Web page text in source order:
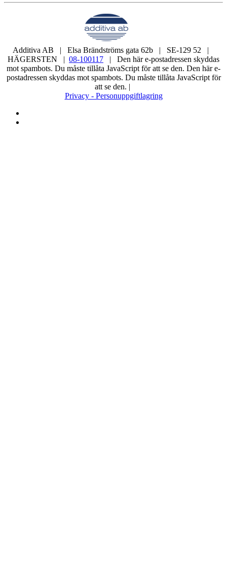
Additiva AB | Elsa Brändströms gata 62b | SE-129 52 |
HÄGERSTEN | 08-100117 | Den här e-postadressen skyddas
mot spambots. Du måste tillåta JavaScript för att se den. Den här e-
postadressen skyddas mot spambots. Du måste tillåta JavaScript för
att se den. |
Privacy - Personuppgiftlagring